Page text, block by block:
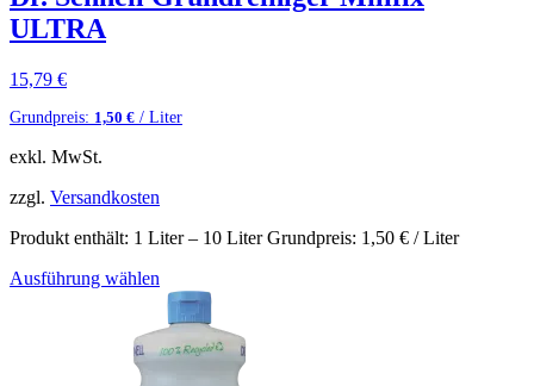
ULTRA
15,79 €
Grundpreis: 1,50 € / Liter
exkl. MwSt.
zzgl. Versandkosten
Produkt enthält: 1 Liter– 10 LiterGrundpreis: 1,50 € / Liter
Ausführung wählen